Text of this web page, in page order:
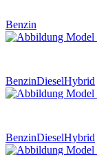
Benzin
BenzinDieselHybrid
BenzinDieselHybrid